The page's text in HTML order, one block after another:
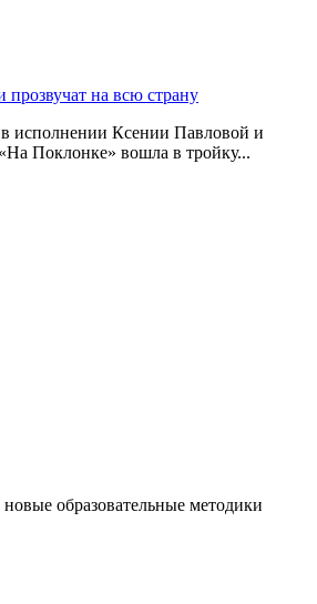
прозвучат на всю страну
исполнении Ксении Павловой и
Поклонке» вошла в тройку...
образовательные методики